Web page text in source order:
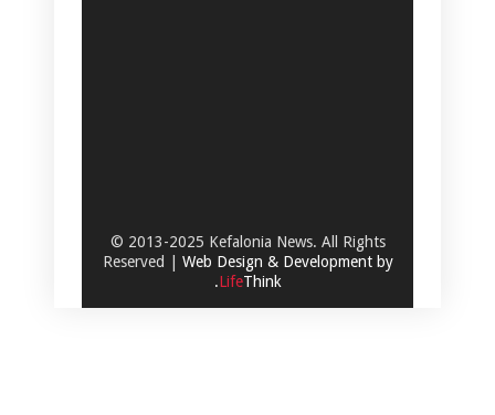
© 2013-2025 Kefalonia News. All Rights
Reserved | Web Design & Development by
.LifeThink